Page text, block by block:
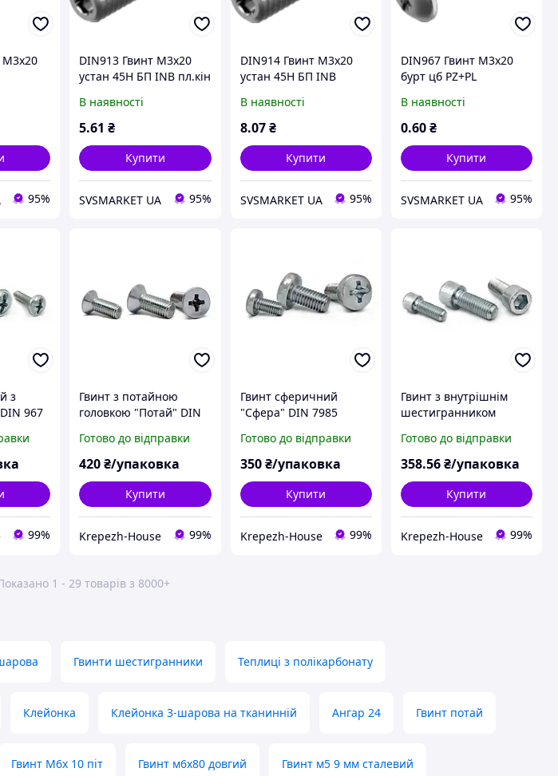
М3х20
95%
DIN913 Гвинт М3х20
устан 45H БП INB пл.кін
В наявності
5.61 ₴
Купити
SVSMARKET UA 95%
DIN914 Гвинт М3х20
устан 45H БП INB
В наявності
8.07 ₴
Купити
SVSMARKET UA 95%
DIN967 Гвинт М3х20
бурт цб PZ+PL
В наявності
0.60₴
Купити
SVSMARKET UA 95%
з
967
99%
Гвинт з потайною
головкою "Потай" DIN
(1000шт)
Готово до відправки
420₴/упаковка
Купити
Krepezh-House 99%
Гвинт сферичний
"Сфера" DIN 7985
(1000шт)
Готово до відправки
350 ₴/упаковка
Купити
Krepezh-House 99%
Гвинт з внутрішнім
шестигранником
(кл.міц.8.8) м3х20
(200шт)
Готово до відправки
358.56₴/упаковка
Купити
Krepezh-House 99%
1 - 29 товарів з 8000+
Гвинти шестигранники Теплиці з полікарбонату
Клейонка Клейонка 3-шарова на тканинній Ангар 24 Гвинт потай
Гвинт М6х 10 піт Гвинт м6х80 довгий Гвинт м5 9 мм сталевий